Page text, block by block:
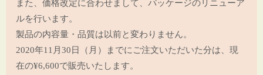
また、価格改定に合わせまして、パッケージのリニューア
ルを行います。
製品の内容量・品質は以前と変わりません。
2020年11月30日（月）までにご注文いただいた分は、現
在の¥6,600で販売いたします。